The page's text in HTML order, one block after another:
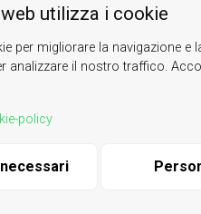
Arte e Cultura Alpina
utilizza i cookie
per migliorare la navigazione e
analizzare il nostro traffico.
policy